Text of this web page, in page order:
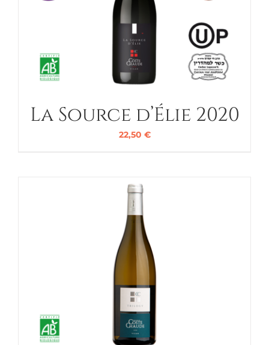
La Source d’Élie 2020
22,50 €